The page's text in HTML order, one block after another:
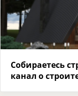
Собираетесь
канал о